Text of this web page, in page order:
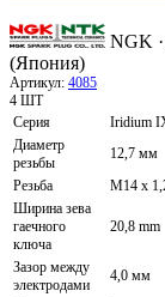
NGK
(Япония)
Артикул: 4085
4 ШТ
Серия
Iridium
Диаметр
резьбы
12,7 мм
Резьба
M14 x
Ширина зева
гаечного
ключа
20,8 mm
Зазор между
электродами
4,0 мм